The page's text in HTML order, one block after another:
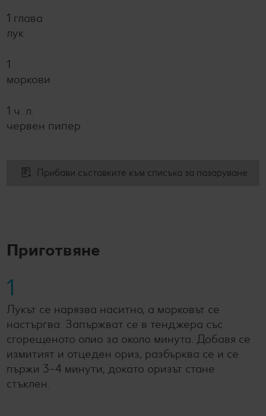
1 глава
лук
1
моркови
1 ч. л.
червен пипер
Прибави съставките към списъка за пазаруване
Приготвяне
1
Лукът се нарязва наситно, а морковът се
настъргва. Запържват се в тенджера със
сгорещеното олио за около минута. Добавя се
измитият и отцеден ориз, разбърква се и се
пържи 3–4 минути, докато оризът стане
стъклен.